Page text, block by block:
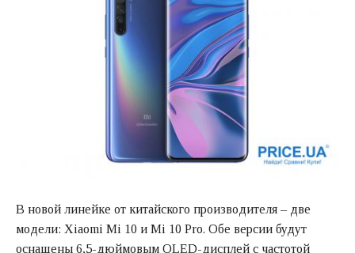
В новой линейке от китайского производителя – две
модели: Xiaomi Mi 10 и Mi 10 Pro. Обе версии будут
оснащены 6,5-дюймовым OLED-дисплей с частотой